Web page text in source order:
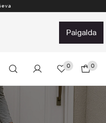
paigalda
0 0